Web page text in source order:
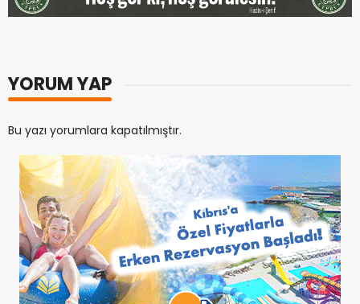
YORUM YAP
Bu yazı yorumlara kapatılmıştır.